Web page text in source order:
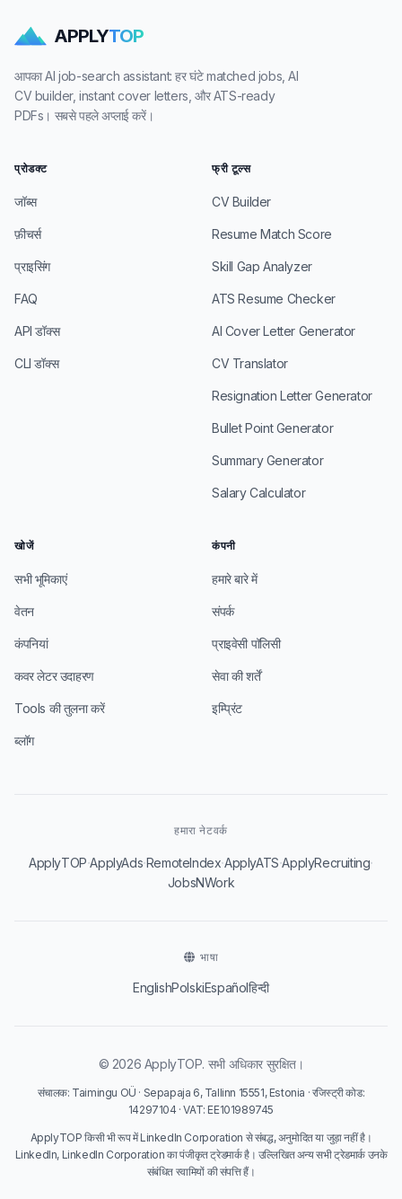
APPLYTOP
आपका AI job-search assistant: हर घंटे matched jobs, AI
CV builder, instant cover letters, और ATS-ready
PDFs। सबसे पहले अप्लाई करें।
प्रोडक्ट
जॉब्स
फ़ीचर्स
प्राइसिंग
FAQ
API डॉक्स
CLI डॉक्स
फ्री टूल्स
CV Builder
Resume Match Score
Skill Gap Analyzer
ATS Resume Checker
AI Cover Letter Generator
CV Translator
Resignation Letter Generator
Bullet Point Generator
Summary Generator
Salary Calculator
खोजें
सभी भूमिकाएं
वेतन
कंपनियां
कवर लेटर उदाहरण
Tools की तुलना करें
ब्लॉग
कंपनी
हमारे बारे में
संपर्क
प्राइवेसी पॉलिसी
सेवा की शर्तें
इम्प्रिंट
हमारा नेटवर्क
ApplyTOP·ApplyAds·RemoteIndex·ApplyATS·ApplyRecruiting·
JobsNWork
भाषा
EnglishPolskiEspañolहिन्दी
© 2026 ApplyTOP. सभी अधिकार सुरक्षित।
संचालक: Taimingu OÜ · Sepapaja 6, Tallinn 15551, Estonia · रजिस्ट्री कोड:
14297104 · VAT: EE101989745
ApplyTOP किसी भी रूप में LinkedIn Corporation से संबद्ध, अनुमोदित या जुड़ा नहीं है।
LinkedIn, LinkedIn Corporation का पंजीकृत ट्रेडमार्क है। उल्लिखित अन्य सभी ट्रेडमार्क उनके
संबंधित स्वामियों की संपत्ति हैं।